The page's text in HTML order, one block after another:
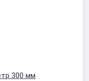
300 мм